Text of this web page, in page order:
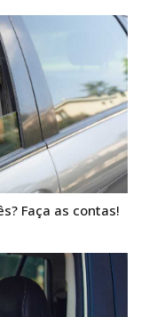
Faça as contas!